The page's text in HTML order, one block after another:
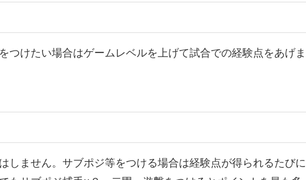
つけたい場合はゲームレベルを上げて試合での経験点をあげま
しません。サブポジ等をつける場合は経験点が得られるたびに